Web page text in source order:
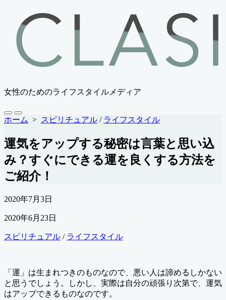
ッ
女性のためのライフスタイルメディア
検
索
り
替
え
メ
ニ
ー
ホーム > スピリチュアル / ライフスタイル
運気をアップする秘密は言葉と思い込
み？すぐにできる運を良くする方法を
ご紹介！
公
日
2020年7月3日
最
更
2020年6月23日
カ
リ
ー
スピリチュアル / ライフスタイル
「運」は生まれつきのものなので、悪い人は諦めるしかない
と思うでしょう。しかし、実際は自分の頑張り次第で、運気
はアップできるものなのです。